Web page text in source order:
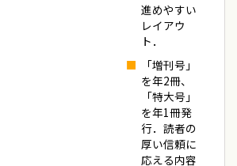
進めやすい
レイアウ
ト．
「増刊号」
を年2冊、
「特大号」
を年1冊発
行．読者の
厚い信頼に
応える内容